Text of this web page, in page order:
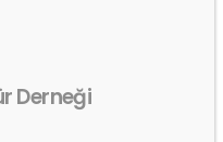
Derneği